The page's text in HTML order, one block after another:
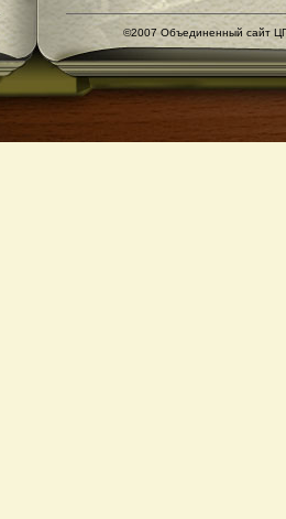
©2007 Объединенный сайт